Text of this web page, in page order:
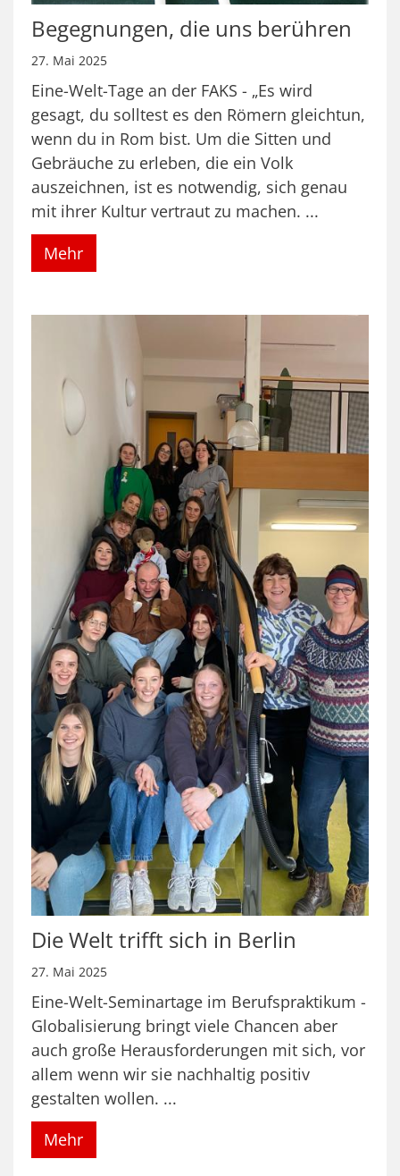
Begegnungen, die uns berühren
27. Mai 2025
Eine-Welt-Tage an der FAKS - „Es wird
gesagt, du solltest es den Römern gleichtun,
wenn du in Rom bist. Um die Sitten und
Gebräuche zu erleben, die ein Volk
auszeichnen, ist es notwendig, sich genau
mit ihrer Kultur vertraut zu machen. ...
Mehr
Die Welt trifft sich in Berlin
27. Mai 2025
Eine-Welt-Seminartage im Berufspraktikum -
Globalisierung bringt viele Chancen aber
auch große Herausforderungen mit sich, vor
allem wenn wir sie nachhaltig positiv
gestalten wollen. ...
Mehr